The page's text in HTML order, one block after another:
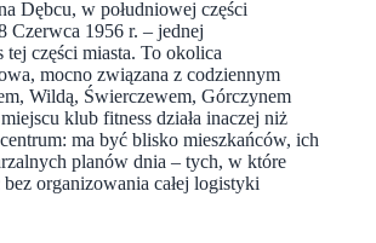
Dębcu, w południowej części
Czerwca 1956 r. – jednej
tej części miasta. To okolica
mocno związana z codziennym
Wildą, Świerczewem, Górczynem
klub fitness działa inaczej niż
ma być blisko mieszkańców, ich
planów dnia – tych, w które
organizowania całej logistyki